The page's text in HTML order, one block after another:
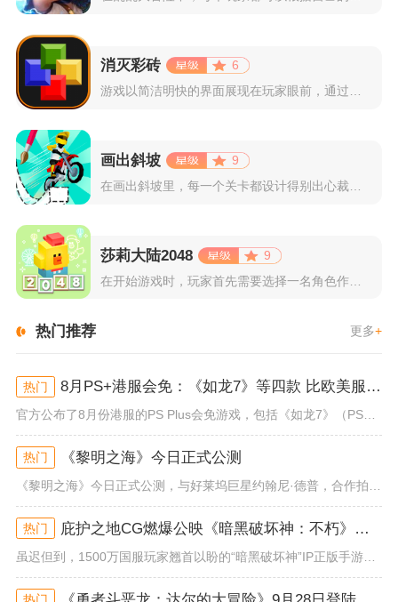
消灭彩砖
6
画出斜坡
9
莎莉大陆2048
9
热门推荐 更多+
热门 8月PS+港服会免：《如龙7》等四款 比欧美服多一款
官方公布了8月份港服的PS Plus会免游戏，包括《如龙7》（PS4/PS5）、《小小梦魇》（PS4）、《托尼霍克职业滑...
热门 《黎明之海》今日正式公测
热门 庇护之地CG燃爆公映《暗黑破坏神：不朽》今日全平台上线
虽迟但到，1500万国服玩家翘首以盼的“暗黑破坏神”IP正版手游《暗黑破坏神：不朽》已于今日全平台上线！动作RPG王者再...